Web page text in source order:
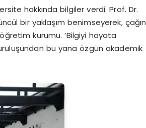
hakkında bilgiler verdi. Prof. Dr.
bir yaklaşım benimseyerek, çağın
kurumu. ‘Bilgiyi hayata
bu yana özgün akademik